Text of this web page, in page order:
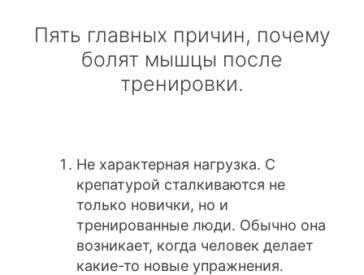
Пять главных причин, почему
болят мышцы после
тренировки.
Не характерная нагрузка. С
крепатурой сталкиваются не
только новички, но и
тренированные люди. Обычно она
возникает, когда человек делает
какие-то новые упражнения.